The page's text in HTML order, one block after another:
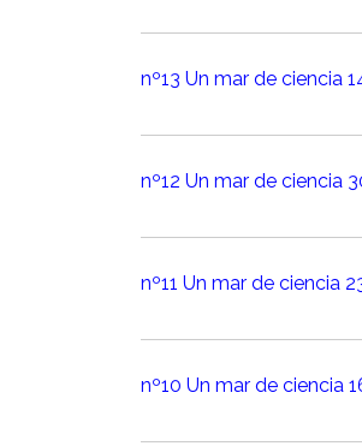
nº13 Un mar de ciencia
nº12 Un mar de ciencia
nº11 Un mar de ciencia
nº10 Un mar de ciencia